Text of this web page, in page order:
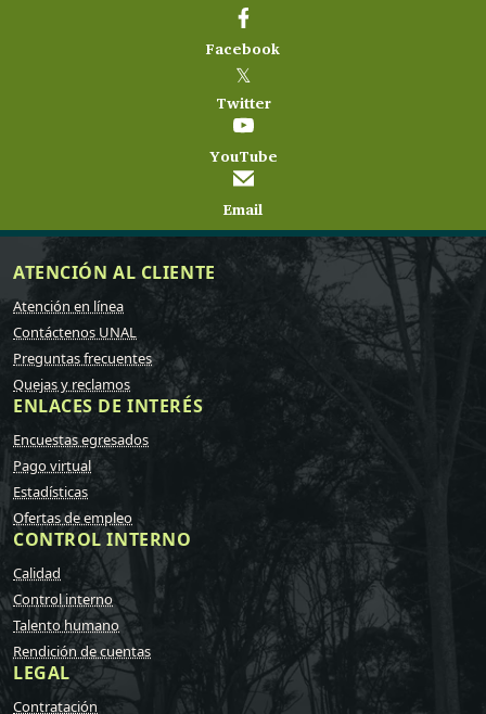
Facebook
𝕏
Twitter
YouTube
Email
ATENCIÓN AL CLIENTE
Atención en línea
Contáctenos UNAL
Preguntas frecuentes
Quejas y reclamos
ENLACES DE INTERÉS
Encuestas egresados
Pago virtual
Estadísticas
Ofertas de empleo
CONTROL INTERNO
Calidad
Control interno
Talento humano
Rendición de cuentas
LEGAL
Contratación